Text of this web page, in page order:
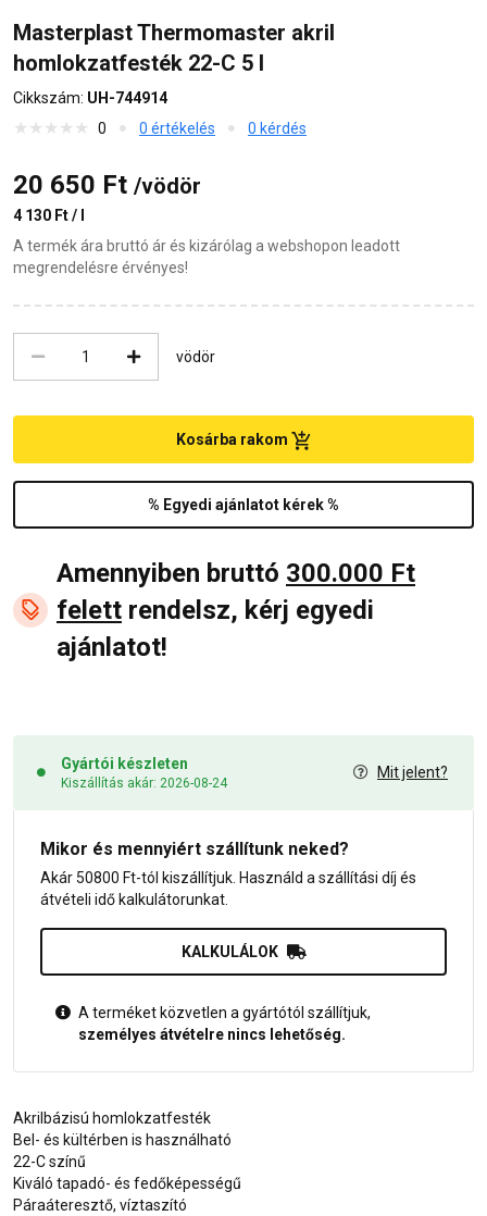
Masterplast Thermomaster akril
homlokzatfesték 22-C 5 l
Cikkszám: UH-744914
0
0 értékelés 0 kérdés
20 650 Ft /vödör
4 130 Ft / l
A termék ára bruttó ár és kizárólag a webshopon leadott
megrendelésre érvényes!
vödör
% Egyedi ajánlatot kérek %
Kosárba rakom
Amennyiben bruttó 300.000 Ft
felett rendelsz, kérj egyedi
ajánlatot!
Gyártói készleten
Kiszállítás akár: 2026-08-24
Mit jelent?
Mikor és mennyiért szállítunk neked?
Akár 50800 Ft-tól kiszállítjuk. Használd a szállítási díj és
átvételi idő kalkulátorunkat.
KALKULÁLOK
A terméket közvetlen a gyártótól szállítjuk,
személyes átvételre nincs lehetőség.
Akrilbázisú homlokzatfesték
Bel- és kültérben is használható
22-C színű
Kiváló tapadó- és fedőképességű
Páraáteresztő, víztaszító